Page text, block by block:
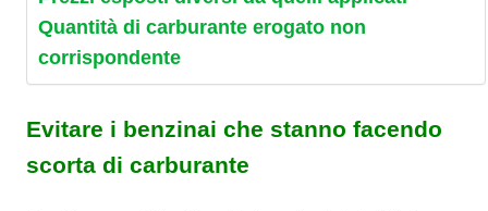
Quantità di carburante erogato non
corrispondente
Evitare i benzinai che stanno facendo
scorta di carburante